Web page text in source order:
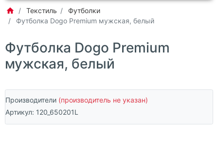
Текстиль
Футболки
Футболка Dogo Premium мужская, белый
Футболка Dogo Premium
мужская, белый
Производители (производитель не указан)
Артикул: 120_650201L